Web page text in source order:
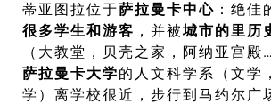
蒂亚图拉位于萨拉曼卡中心 ：绝佳
很多学生和游客 ，并被城市的里历
（大教堂，贝壳之家，阿纳亚宫殿
萨拉曼卡大学的人文科学系（文学
学） 离学校很近，步行到马约尔广